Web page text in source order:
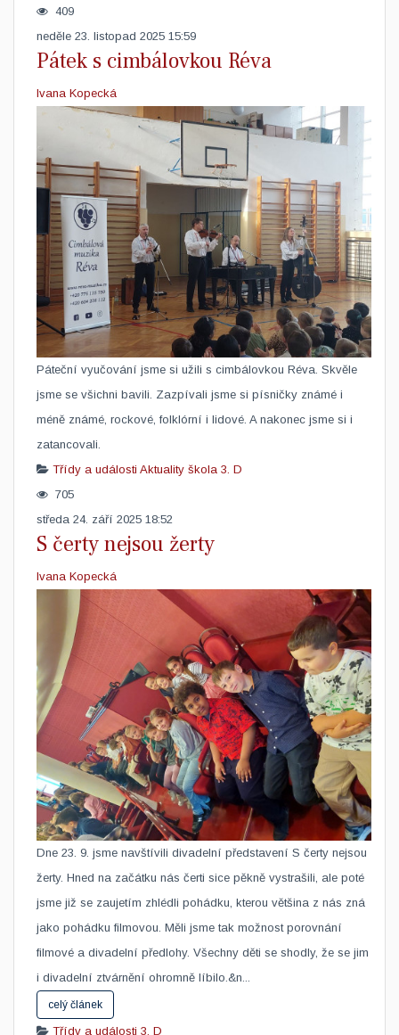
409
neděle 23. listopad 2025 15:59
Pátek s cimbálovkou Réva
Ivana Kopecká
Páteční vyučování jsme si užili s cimbálovkou Réva. Skvěle
jsme se všichni bavili. Zazpívali jsme si písničky známé i
méně známé, rockové, folklórní i lidové. A nakonec jsme si i
zatancovali.
Třídy a události Aktuality škola 3. D
705
středa 24. září 2025 18:52
S čerty nejsou žerty
Ivana Kopecká
Dne 23. 9. jsme navštívili divadelní představení S čerty nejsou
žerty. Hned na začátku nás čerti sice pěkně vystrašili, ale poté
jsme již se zaujetím zhlédli pohádku, kterou většina z nás zná
jako pohádku filmovou. Měli jsme tak možnost porovnání
filmové a divadelní předlohy. Všechny děti se shodly, že se jim
i divadelní ztvárnění ohromně líbilo.&n...
celý článek
Třídy a události 3. D